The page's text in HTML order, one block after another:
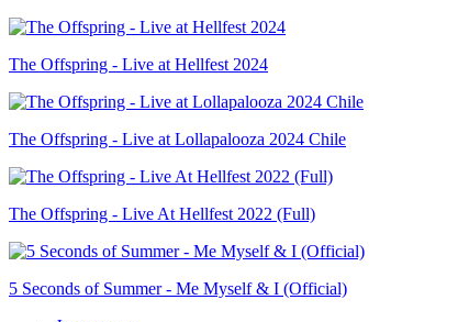
The Offspring - Live at Hellfest 2024
The Offspring - Live at Lollapalooza 2024 Chile
The Offspring - Live At Hellfest 2022 (Full)
5 Seconds of Summer - Me Myself & I (Official)